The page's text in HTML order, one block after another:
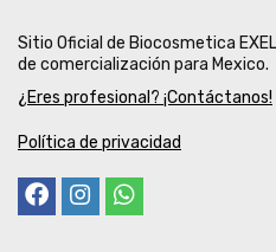
Sitio Oficial de Biocosmetica
de comercialización para Mexico.
¿Eres profesional? ¡Contáctanos!
Política de privacidad